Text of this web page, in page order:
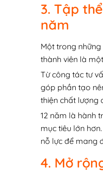
3. Tập
năm
Một trong
thành viên là
Từ công tác tư
góp phần tạo
thiện chất lượng
12 năm là hành
mục tiêu lớn
nỗ lực để mang
4. Mở